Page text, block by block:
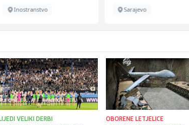
Inostranstvo Sarajevo
VELIKI DERBI OBORENE LETJELICE